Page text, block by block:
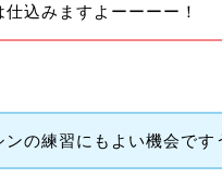
仕込みますよーーーー！
ンの練習にもよい機会です